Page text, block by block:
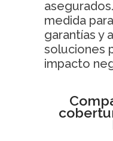
medida
garantías y
soluciones
impacto